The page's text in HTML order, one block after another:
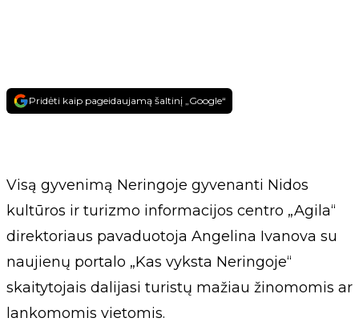
Pridėti kaip pageidaujamą šaltinį „Google“
Visą gyvenimą Neringoje gyvenanti Nidos
kultūros ir turizmo informacijos centro „Agila“
direktoriaus pavaduotoja Angelina Ivanova su
naujienų portalo „Kas vyksta Neringoje“
skaitytojais dalijasi turistų mažiau žinomomis ar
lankomomis vietomis.